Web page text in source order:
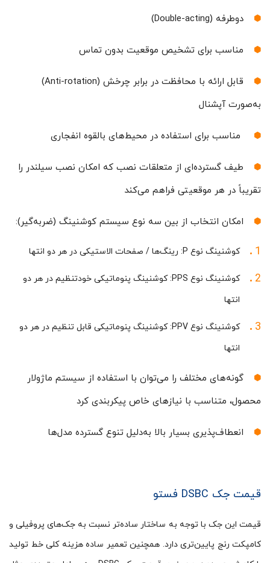
دوطرفه (Double-acting)
مناسب برای تشخیص موقعیت بدون تماس
قابل ارائه با محافظت در برابر چرخش (Anti-rotation)
به‌صورت آپشنال
مناسب برای استفاده در محیط‌های بالقوه انفجاری
طیف گسترده‌ای از متعلقات نصب که امکان نصب سیلندر را
تقریباً در هر موقعیتی فراهم می‌کند
امکان انتخاب از بین سه نوع سیستم کوشنینگ (ضربه‌گیر):
کوشنینگ نوع P: رینگ‌ها / صفحات الاستیکی در هر دو انتها
کوشنینگ نوع PPS: کوشنینگ پنوماتیکی خودتنظیم در هر دو
انتها
کوشنینگ نوع PPV: کوشنینگ پنوماتیکی قابل تنظیم در هر دو
انتها
گونه‌های مختلف را می‌توان با استفاده از سیستم ماژولار
محصول، متناسب با نیازهای خاص پیکربندی کرد
انعطاف‌پذیری بسیار بالا به‌دلیل تنوع گسترده مدل‌ها
قیمت جک DSBC فستو
قیمت این جک با توجه به ساختار ساده‌تر نسبت به جک‌های پروفیلی و
کامپکت رنج پایین‌تری دارد. همچنین تعمیر ساده هزینه کلی خط تولید